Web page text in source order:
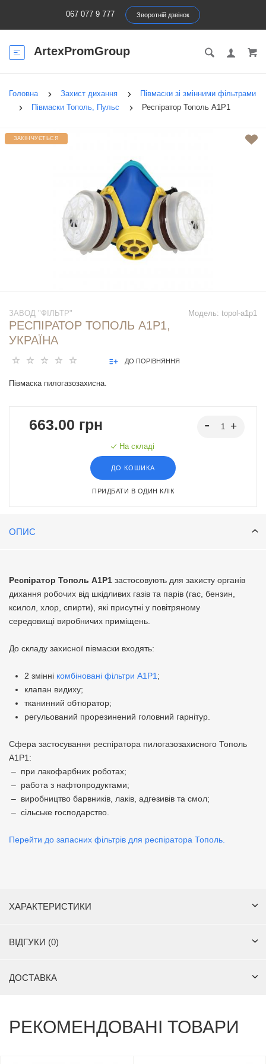
067 077 9 777 Зворотній дзвінок
ArtexPromGroup
Головна Захист дихання
Півмаски зі змінними фільтрами
Півмаски Тополь, Пульс
Респіратор Тополь А1Р1
ЗАКІНЧУЄТЬСЯ
Модель: topol-a1p1
ЗАВОД "ФІЛЬТР"
РЕСПІРАТОР ТОПОЛЬ А1Р1,
УКРАЇНА
ДО ПОРІВНЯННЯ
Півмаска пилогазозахисна.
663.00 грн
На складі
ДО КОШИКА
ПРИДБАТИ В ОДИН КЛІК
ОПИС
Респіратор Тополь А1Р1 застосовують для захисту органів
дихання робочих від шкідливих газів та парів (гас, бензин,
ксилол, хлор, спирти), які присутні у повітряному
середовищі виробничих приміщень.
До складу захисної півмаски входять:
2 змінні комбіновані фільтри А1Р1 ;
клапан видиху;
тканинний обтюратор;
регульований прорезинений головний гарнітур.
Сфера застосування респіратора пилогазозахисного Тополь
А1Р1:
– при лакофарбних роботах;
– работа з нафтопродуктами;
– виробництво барвників, лаків, адгезивів та смол;
– сільське господарство.
Перейти до запасних фільтрів для респіратора Тополь.
ХАРАКТЕРИСТИКИ
ВІДГУКИ (0)
ДОСТАВКА
РЕКОМЕНДОВАНІ ТОВАРИ